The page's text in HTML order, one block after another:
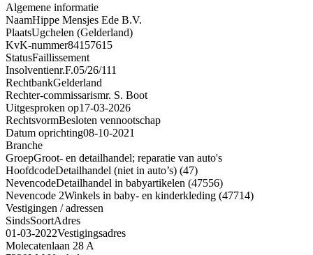
Algemene informatie
NaamHippe Mensjes Ede B.V.
PlaatsUgchelen (Gelderland)
KvK-nummer84157615
StatusFaillissement
Insolventienr.F.05/26/111
RechtbankGelderland
Rechter-commissarismr. S. Boot
Uitgesproken op17-03-2026
RechtsvormBesloten vennootschap
Datum oprichting08-10-2021
Branche
GroepGroot- en detailhandel; reparatie van auto's
HoofdcodeDetailhandel (niet in auto’s) (47)
NevencodeDetailhandel in babyartikelen (47556)
Nevencode 2Winkels in baby- en kinderkleding (47714)
Vestigingen / adressen
SindsSoortAdres
01-03-2022Vestigingsadres
Molecatenlaan 28 A